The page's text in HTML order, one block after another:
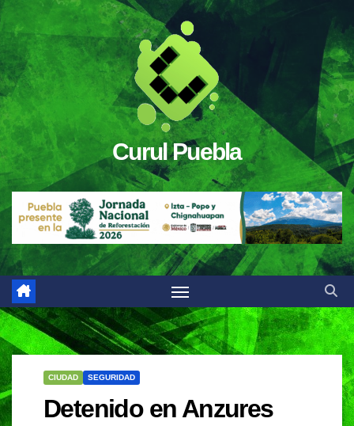
Saltar
al
contenido
Curul Puebla
CIUDAD SEGURIDAD
Detenido en Anzures